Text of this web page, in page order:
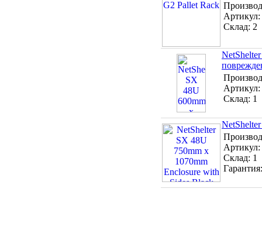
Артикул:
Склад: 2
Артикул:
Склад: 1
Артикул:
Склад: 1